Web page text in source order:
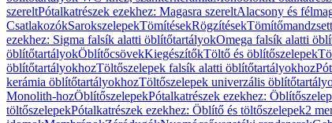
szereltPótalkatrészek ezekhez: Magasra szereltAlacsony és
CsatlakozókSarokszelepekTömítésekRögzítések
ezekhez: Sigma falsík alatti öblítőtartályokOmega falsík alatti
öblítőtartályokÖblítőcsövekKiegészítőkTöltő és öblítőszelepek
öblítőtartályokhozTöltőszelepek falsík alatti öblítőtartályokhoz
kerámia öblítőtartályokhozTöltőszelepek univerzális
Monolith-hozÖblítőszelepekPótalkatrészek ezekhez:
töltőszelepekPótalkatrészek ezekhez: Öblítő és töltőszelepek2